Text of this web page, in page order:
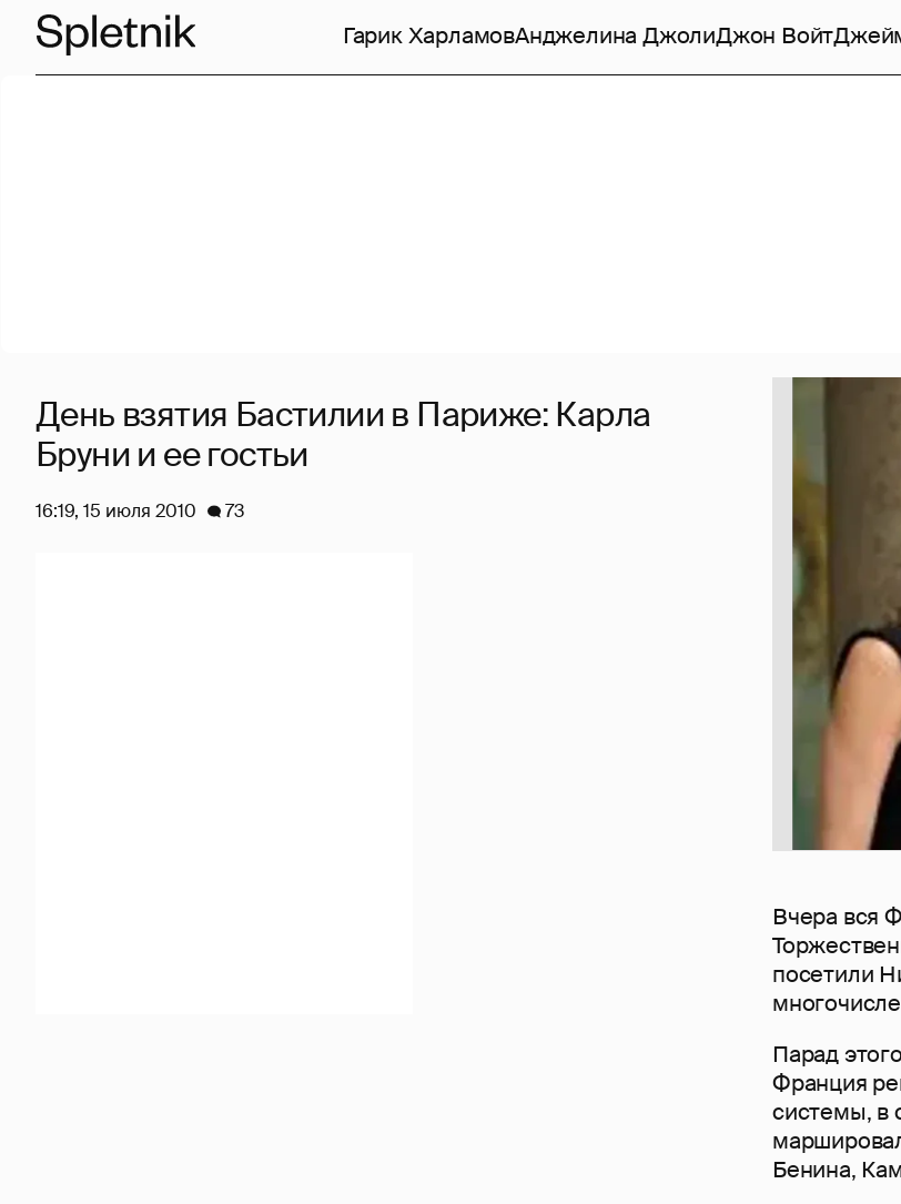
Гарик ХарламовАнджелина ДжолиДжон Войт
Вчера вся
посетили
Парад
Франция
системы, в
Бенина,
День взятия Бастилии в Париже: Карла
Бруни и ее гостьи
16:19, 15 июля 2010 73